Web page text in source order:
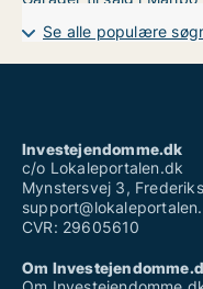
Se alle populære
Investejendomme.dk
c/o Lokaleportalen.dk
Mynstersvej 3,
CVR: 29605610
Om